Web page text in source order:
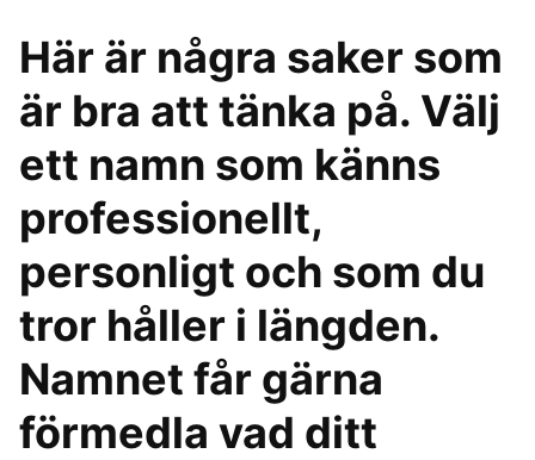
Här är några saker som
är bra att tänka på. Välj
ett namn som känns
professionellt,
personligt och som du
tror håller i längden.
Namnet får gärna
förmedla vad ditt